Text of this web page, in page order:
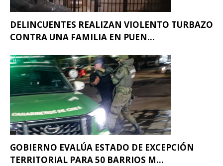
DELINCUENTES REALIZAN VIOLENTO TURBAZO
CONTRA UNA FAMILIA EN PUEN...
GOBIERNO EVALÚA ESTADO DE EXCEPCIÓN
TERRITORIAL PARA 50 BARRIOS M...